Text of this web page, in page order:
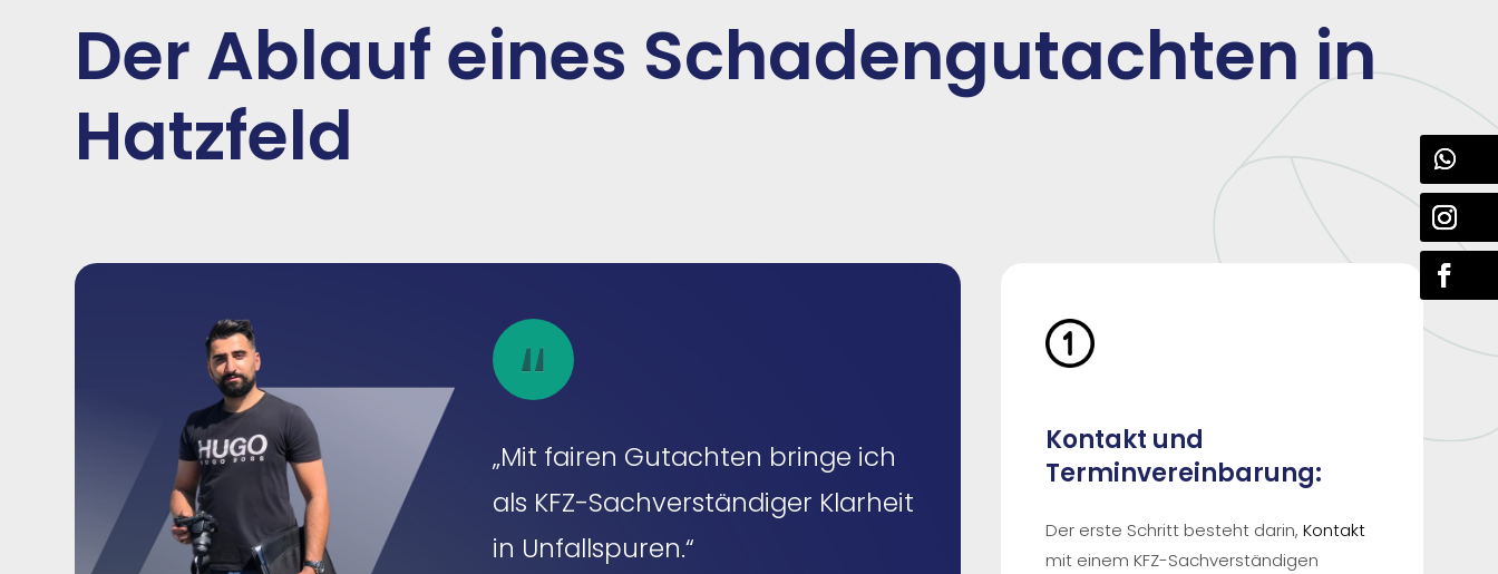
Der Ablauf eines Schadengutachten in
Hatzfeld
„Mit fairen Gutachten bringe ich
als KFZ-Sachverständiger Klarheit
in Unfallspuren.“
Kontakt und
Terminvereinbarung:
Der erste Schritt besteht darin, Kontakt
mit einem KFZ-Sachverständigen